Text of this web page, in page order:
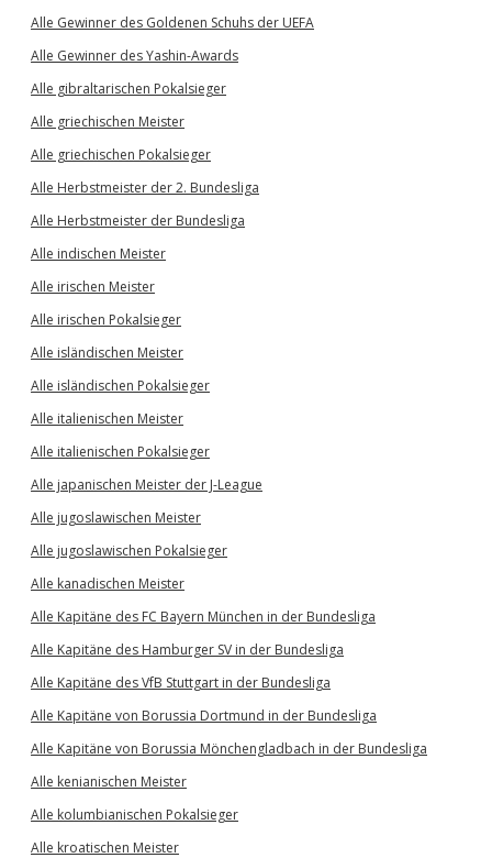
Alle Gewinner des Goldenen Schuhs der UEFA
Alle Gewinner des Yashin-Awards
Alle gibraltarischen Pokalsieger
Alle griechischen Meister
Alle griechischen Pokalsieger
Alle Herbstmeister der 2. Bundesliga
Alle Herbstmeister der Bundesliga
Alle indischen Meister
Alle irischen Meister
Alle irischen Pokalsieger
Alle isländischen Meister
Alle isländischen Pokalsieger
Alle italienischen Meister
Alle italienischen Pokalsieger
Alle japanischen Meister der J-League
Alle jugoslawischen Meister
Alle jugoslawischen Pokalsieger
Alle kanadischen Meister
Alle Kapitäne des FC Bayern München in der Bundesliga
Alle Kapitäne des Hamburger SV in der Bundesliga
Alle Kapitäne des VfB Stuttgart in der Bundesliga
Alle Kapitäne von Borussia Dortmund in der Bundesliga
Alle Kapitäne von Borussia Mönchengladbach in der Bundesliga
Alle kenianischen Meister
Alle kolumbianischen Pokalsieger
Alle kroatischen Meister